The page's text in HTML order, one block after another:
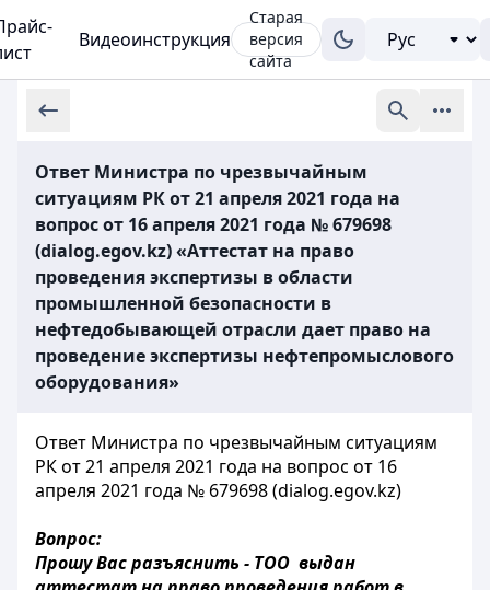
Видеоинструкция
Старая
версия
сайта
Ответ Министра по чрезвычайным
ситуациям РК от 21 апреля 2021 года на
вопрос от 16 апреля 2021 года № 679698
(dialog.egov.kz) «Аттестат на право
проведения экспертизы в области
промышленной безопасности в
нефтедобывающей отрасли дает право на
проведение экспертизы нефтепромыслового
оборудования»
Ответ Министра по чрезвычайным ситуациям
РК от 21 апреля 2021 года на вопрос от 16
апреля 2021 года № 679698 (dialog.egov.kz)
Вопрос:
Прошу Вас разъяснить - ТОО выдан